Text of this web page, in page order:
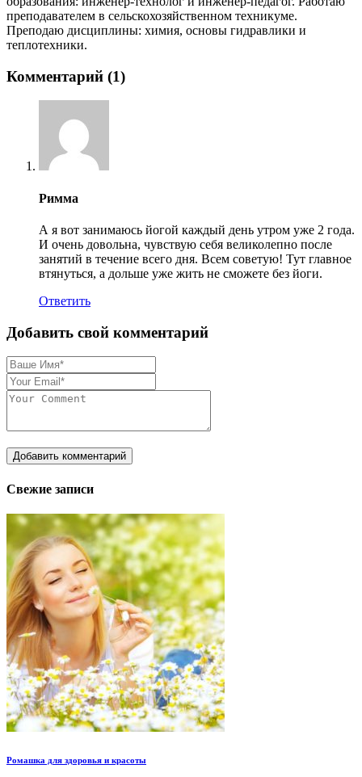
преподавателем в сельскохозяйственном техникуме.
Преподаю дисциплины: химия, основы гидравлики и
теплотехники.
Комментарий (1)
Римма
А я вот занимаюсь йогой каждый день утром уже 2 года.
И очень довольна, чувствую себя великолепно после
занятий в течение всего дня. Всем советую! Тут главное
втянуться, а дольше уже жить не сможете без йоги.
Ответить
Добавить свой комментарий
Свежие записи
Ромашка для здоровья и красоты